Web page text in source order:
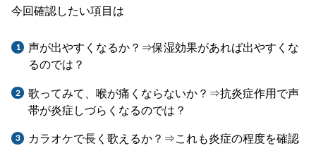
今回確認したい項目は
声が出やすくなるか？⇒保湿効果があれば出やすくな
るのでは？
歌ってみて、喉が痛くならないか？⇒抗炎症作用で声
帯が炎症しづらくなるのでは？
カラオケで長く歌えるか？⇒これも炎症の程度を確認